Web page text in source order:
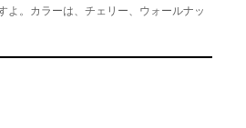
よ。カラーは、チェリー、ウォールナッ